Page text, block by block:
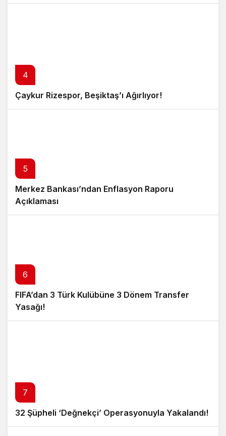
4
Çaykur Rizespor, Beşiktaş’ı Ağırlıyor!
5
Merkez Bankası’ndan Enflasyon Raporu
Açıklaması
6
FIFA’dan 3 Türk Kulübüne 3 Dönem Transfer
Yasağı!
7
32 Şüpheli ‘Değnekçi’ Operasyonuyla Yakalandı!